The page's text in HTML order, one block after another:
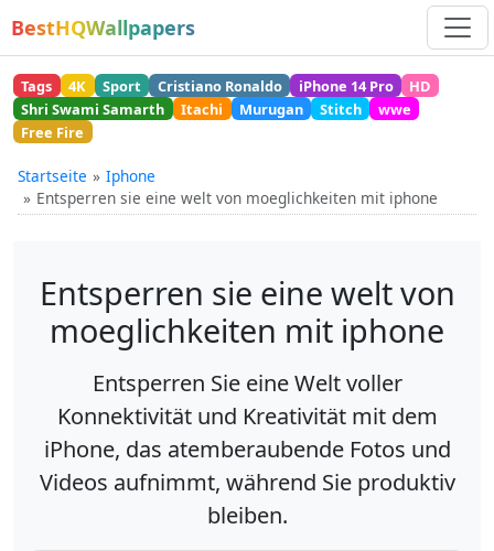
BestHQWallpapers
Tags 4K Sport Cristiano Ronaldo iPhone 14 Pro
HD
Shri Swami Samarth
Itachi Murugan Stitch
wwe
Free Fire
Startseite
Iphone
Entsperren sie eine welt von moeglichkeiten mit iphone
Entsperren sie eine welt von
moeglichkeiten mit iphone
Entsperren Sie eine Welt voller
Konnektivität und Kreativität mit dem
iPhone, das atemberaubende Fotos und
Videos aufnimmt, während Sie produktiv
bleiben.